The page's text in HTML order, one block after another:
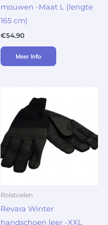
mouwen -Maat L (lengte
165 cm)
€54.90
Meer Info
Rolstoelen
Revara Winter
handschoen leer -XXL